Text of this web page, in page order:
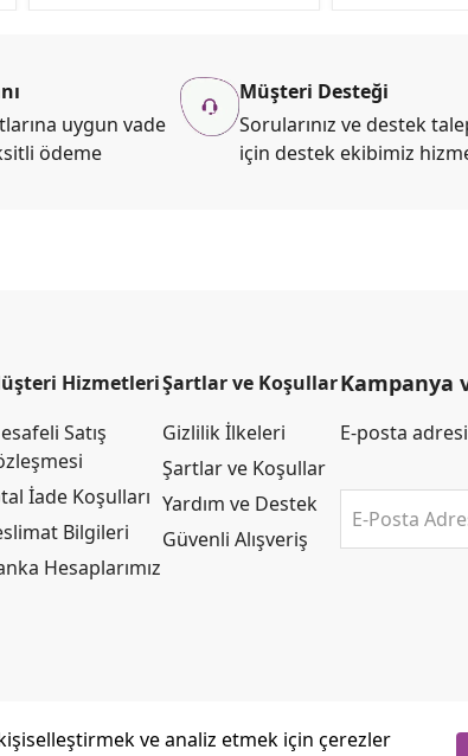
ve analiz etmek için çerezler
uygun vade
ödeme
Müşteri Desteği
Sorularınız ve destek
için destek ekibimiz
Hizmetleri
Satış
İade Koşulları
Bilgileri
Hesaplarımız
Şartlar ve Koşullar
Gizlilik İlkeleri
Şartlar ve Koşullar
Yardım ve Destek
Güvenli Alışveriş
Kampanya
E-posta
E-Posta